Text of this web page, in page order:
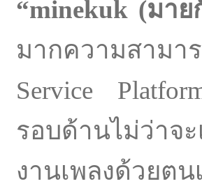
“minekuk (มาย
มากความสาม
Service
รอบด้านไม่ว่าจ
งานเพลงด้วยต